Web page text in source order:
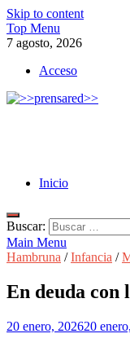
Skip to content
Top Menu
7 agosto, 2026
Acceso
Inicio
Buscar:
Main Menu
Hambruna /Infancia /
En deuda con
20 enero, 202620